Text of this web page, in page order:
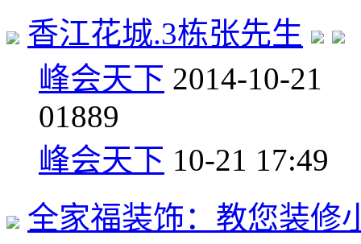
香江花城.3栋张先生
峰会天下 2014-10-21
01889
峰会天下 10-21 17:49
全家福装饰：教您装修